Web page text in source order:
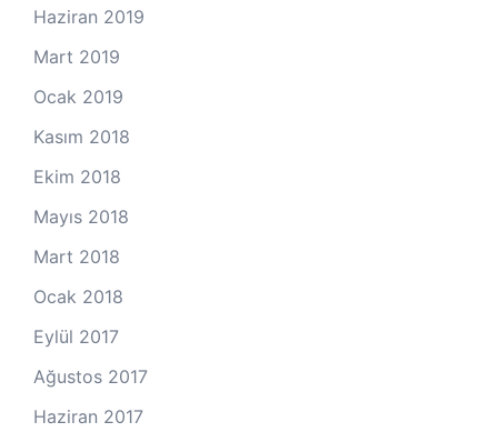
Haziran 2019
Mart 2019
Ocak 2019
Kasım 2018
Ekim 2018
Mayıs 2018
Mart 2018
Ocak 2018
Eylül 2017
Ağustos 2017
Haziran 2017